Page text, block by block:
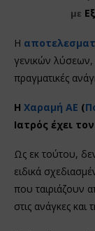
με
Η
γενικών λύσεων,
πραγματικές
Η Χαραμή ΑΕ (
Ιατρός έχει
Ως εκ τούτου,
ειδικά
που ταιριάζουν
στις ανάγκες και